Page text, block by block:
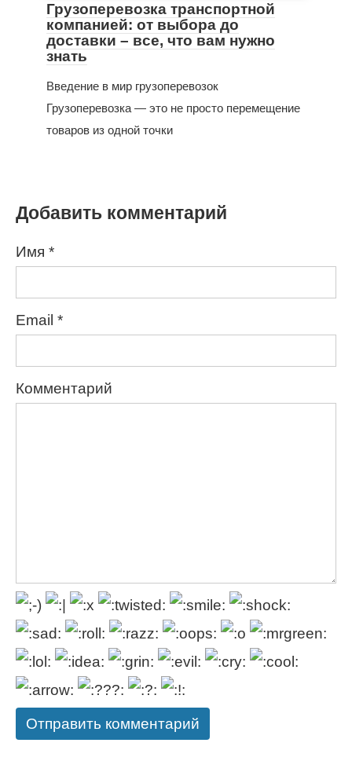
Грузоперевозка транспортной
компанией: от выбора до
доставки – все, что вам нужно
знать
Введение в мир грузоперевозок
Грузоперевозка — это не просто перемещение
товаров из одной точки
Добавить комментарий
Имя *
Email *
Комментарий